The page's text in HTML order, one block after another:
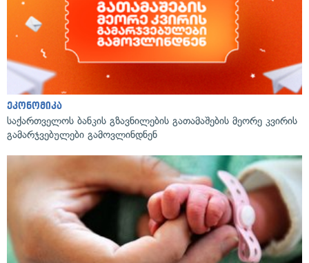
ეკონომიკა
საქართველოს ბანკის გზავნილების გათამაშების მეორე კვირის
გამარჯვებულები გამოვლინდნენ